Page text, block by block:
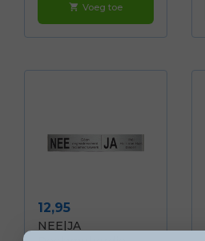
shopping_cart Voeg toe
Prijs
12,95
NEE|JA